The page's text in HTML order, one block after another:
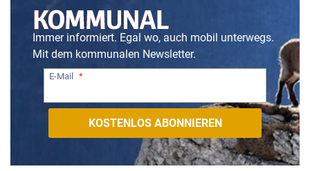
Immer informiert. Egal wo, auch mobil unterwegs.
Mit dem kommunalen Newsletter.
E-Mail